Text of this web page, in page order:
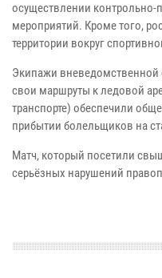
осуществлении
мероприятий. Кроме того,
территории вокруг
Экипажи
свои маршруты к ледовой
транспорте) обеспечили
прибытии болельщиков на
Матч, который посетили
серьёзных нарушений